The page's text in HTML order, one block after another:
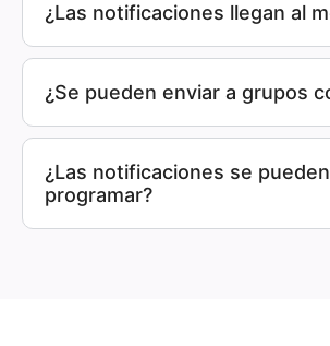
¿Las notificaciones llegan al
¿Se pueden enviar a grupos
¿Las notificaciones se pueden
programar?